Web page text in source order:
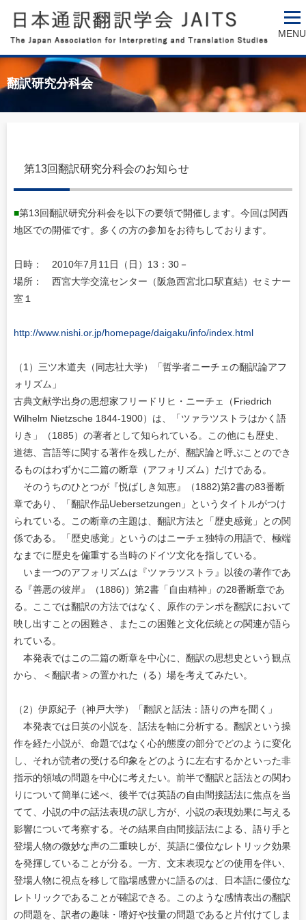
MENU
翻訳研究分科会
第13回翻訳研究分科会のお知らせ
■第13回翻訳研究分科会を以下の要領で開催します。今回は関西
地区での開催です。多くの方の参加をお待ちしております。
日時： 2010年7月11日（日）13：30－
場所： 西宮大学交流センター（阪急西宮北口駅直結）セミナー
室１
http://www.nishi.or.jp/homepage/daigaku/info/index.html
（1）三ツ木道夫（同志社大学）「哲学者ニーチェの翻訳論アフ
ォリズム」
古典文献学出身の思想家フリードリヒ・ニーチェ（Friedrich
Wilhelm Nietzsche 1844-1900）は、「ツァラツストラはかく語
りき」（1885）の著者として知られている。この他にも歴史、
道徳、言語等に関する著作を残したが、翻訳論と呼ぶことのでき
るものはわずかに二篇の断章（アフォリズム）だけである。
そのうちのひとつが『悦ばしき知恵』（1882)第2書の83番断
章であり、「翻訳作品Uebersetzungen」というタイトルがつけ
られている。この断章の主題は、翻訳方法と「歴史感覚」との関
係である。「歴史感覚」というのはニーチェ独特の用語で、極端
なまでに歴史を偏重する当時のドイツ文化を指している。
いま一つのアフォリズムは『ツァラツストラ』以後の著作であ
る『善悪の彼岸』（1886)）第2書「自由精神」の28番断章であ
る。ここでは翻訳の方法ではなく、原作のテンポを翻訳において
映し出すことの困難さ、またこの困難と文化伝統との関連が語ら
れている。
本発表ではこの二篇の断章を中心に、翻訳の思想史という観点
から、＜翻訳者＞の置かれた（る）場を考えてみたい。
（2）伊原紀子（神戸大学）「翻訳と話法：語りの声を聞く」
本発表では日英の小説を、話法を軸に分析する。翻訳という操
作を経た小説が、命題ではなく心的態度の部分でどのように変化
し、それが読者の受ける印象をどのように左右するかといった非
指示的領域の問題を中心に考えたい。前半で翻訳と話法との関わ
りについて簡単に述べ、後半では英語の自由間接話法に焦点を当
てて、小説の中の話法表現の訳し方が、小説の表現効果に与える
影響について考察する。その結果自由間接話法による、語り手と
登場人物の微妙な声の二重映しが、英語に優位なレトリック効果
を発揮していることが分る。一方、文末表現などの使用を伴い、
登場人物に視点を移して臨場感豊かに語るのは、日本語に優位な
レトリックであることが確認できる。このような感情表出の翻訳
の問題を、訳者の趣味・嗜好や技量の問題であると片付けてしま